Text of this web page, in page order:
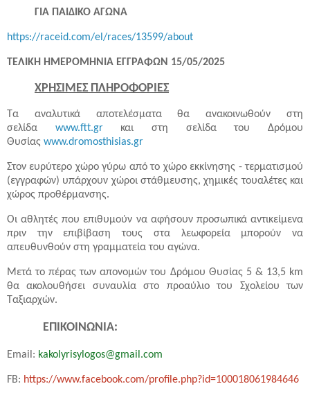
ΓΙΑ ΠΑΙΔΙΚΟ ΑΓΩΝΑ
https://raceid.com/el/races/13599/about
ΤΕΛΙΚΗ ΗΜΕΡΟΜΗΝΙΑ ΕΓΓΡΑΦΩΝ 15/05/2025
ΧΡΗΣΙΜΕΣ ΠΛΗΡΟΦΟΡΙΕΣ
Τα αναλυτικά αποτελέσματα θα ανακοινωθούν στη
σελίδα www.ftt.grκαι στη σελίδα του Δρόμου
Θυσίας www.dromosthisias.gr
Στον ευρύτερο χώρο γύρω από το χώρο εκκίνησης - τερματισμού
(εγγραφών) υπάρχουν χώροι στάθμευσης, χημικές τουαλέτες και
χώρος προθέρμανσης.
Οι αθλητές που επιθυμούν να αφήσουν προσωπικά αντικείμενα
πριν την επιβίβαση τους στα λεωφορεία μπορούν να
απευθυνθούν στη γραμματεία του αγώνα.
Μετά το πέρας των απονομών του Δρόμου Θυσίας 5 & 13,5 km
θα ακολουθήσει συναυλία στο προαύλιο του Σχολείου των
Ταξιαρχών.
ΕΠΙΚΟΙΝΩΝΙΑ:
Email: kakolyrisylogos@gmail.com
FB: https://www.facebook.com/profile.php?id=100018061984646